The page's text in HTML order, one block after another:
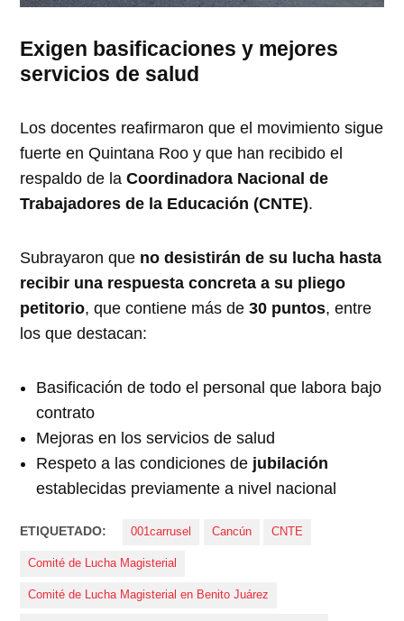
Exigen basificaciones y mejores
servicios de salud
Los docentes reafirmaron que el movimiento sigue
fuerte en Quintana Roo y que han recibido el
respaldo de laCoordinadora Nacional de
Trabajadores de la Educación (CNTE).
Subrayaron que no desistirán de su lucha hasta
recibir una respuesta concreta a su pliego
petitorio, que contiene más de30 puntos, entre
los que destacan:
Basificación de todo el personal que labora bajo
contrato
Mejoras en los servicios de salud
Respeto a las condiciones de jubilación
establecidas previamente a nivel nacional
ETIQUETADO: 001carrusel Cancún CNTE
Comité de Lucha Magisterial
Comité de Lucha Magisterial en Benito Juárez